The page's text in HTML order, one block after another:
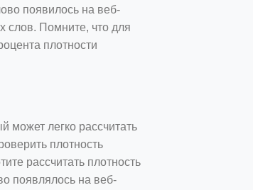
появилось на веб-
слов. Помните, что для
плотности
может легко рассчитать
плотность
рассчитать плотность
появлялось на веб-